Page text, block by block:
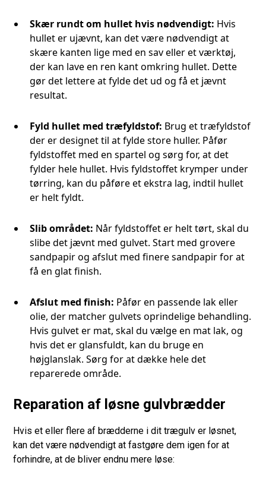
Skær rundt om hullet hvis nødvendigt: Hvis
hullet er ujævnt, kan det være nødvendigt at
skære kanten lige med en sav eller et værktøj,
der kan lave en ren kant omkring hullet. Dette
gør det lettere at fylde det ud og få et jævnt
resultat.
Fyld hullet med træfyldstof: Brug et træfyldstof
der er designet til at fylde store huller. Påfør
fyldstoffet med en spartel og sørg for, at det
fylder hele hullet. Hvis fyldstoffet krymper under
tørring, kan du påføre et ekstra lag, indtil hullet
er helt fyldt.
Slib området: Når fyldstoffet er helt tørt, skal du
slibe det jævnt med gulvet. Start med grovere
sandpapir og afslut med finere sandpapir for at
få en glat finish.
Afslut med finish: Påfør en passende lak eller
olie, der matcher gulvets oprindelige behandling.
Hvis gulvet er mat, skal du vælge en mat lak, og
hvis det er glansfuldt, kan du bruge en
højglanslak. Sørg for at dække hele det
reparerede område.
Reparation af løsne gulvbrædder
Hvis et eller flere af brædderne i dit trægulv er løsnet,
kan det være nødvendigt at fastgøre dem igen for at
forhindre, at de bliver endnu mere løse: